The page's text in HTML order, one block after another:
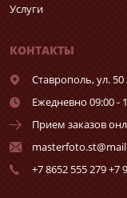
Услуги
КОНТАКТЫ
Ставрополь,ул.
Ежедневно 09:00 -
Прием заказов
+7 8652 555 279 +7